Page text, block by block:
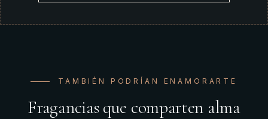
TAMBIÉN PODRÍAN ENAMORARTE
Fragancias que comparten alma